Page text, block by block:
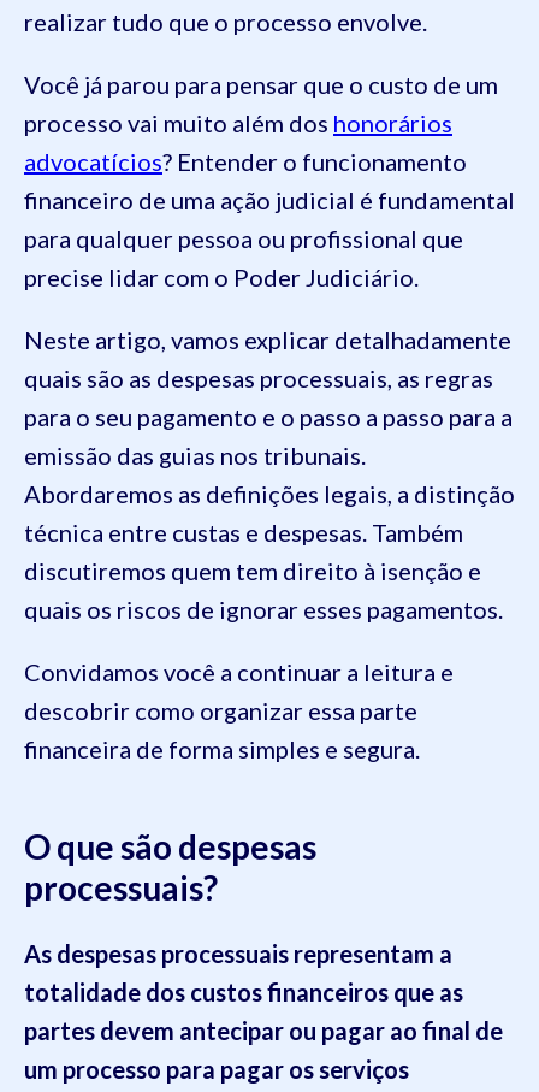
realizar tudo que o processo envolve.
Você já parou para pensar que o custo de um
processo vai muito além dos honorários
advocatícios? Entender o funcionamento
financeiro de uma ação judicial é fundamental
para qualquer pessoa ou profissional que
precise lidar com o Poder Judiciário.
Neste artigo, vamos explicar detalhadamente
quais são as despesas processuais, as regras
para o seu pagamento e o passo a passo para a
emissão das guias nos tribunais.
Abordaremos as definições legais, a distinção
técnica entre custas e despesas. Também
discutiremos quem tem direito à isenção e
quais os riscos de ignorar esses pagamentos.
Convidamos você a continuar a leitura e
descobrir como organizar essa parte
financeira de forma simples e segura.
O que são despesas
processuais?
As despesas processuais representam a
totalidade dos custos financeiros que as
partes devem antecipar ou pagar ao final de
um processo para pagar os serviços